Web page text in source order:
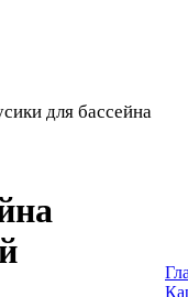
для бассейна